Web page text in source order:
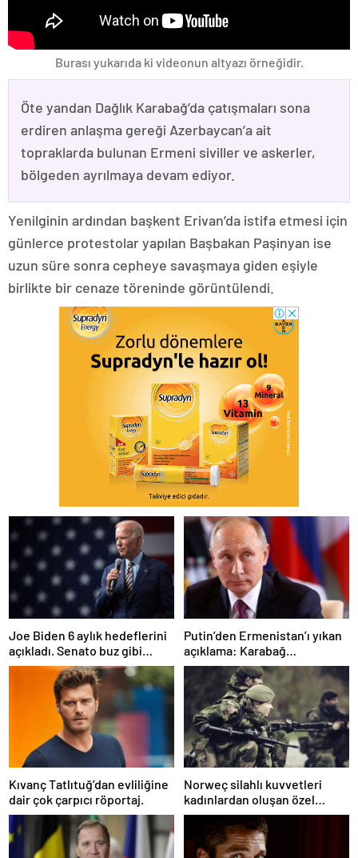
Burası yukarıda ki videonun altyazı örneğidir.
Öte yandan Dağlık Karabağ’da çatışmaları sona
erdiren anlaşma gereği Azerbaycan’a ait
topraklarda bulunan Ermeni siviller ve askerler,
bölgeden ayrılmaya devam ediyor.
Yenilginin ardından başkent Erivan’da istifa etmesi için
günlerce protestolar yapılan Başbakan Paşinyan ise
uzun süre sonra cepheye savaşmaya giden eşiyle
birlikte bir cenaze töreninde görüntülendi.
Joe Biden 6 aylık hedeflerini
açıkladı. Senato buz gibi…
Putin’den Ermenistan’ı yıkan
açıklama: Karabağ
Azerbaycan’ın ayrılmaz bir
parçasıdır!
Kıvanç Tatlıtuğ’dan evliliğine
dair çok çarpıcı röportaj.
Norweç silahlı kuvvetleri
kadınlardan oluşan özel
kuvvetler eğitimlerini
başlattı.